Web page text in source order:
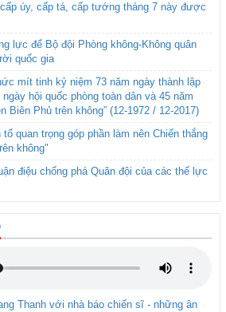
úy, cấp tá, cấp tướng tháng 7 này được
lực để Bộ đội Phòng không-Không quân
quốc gia
mít tinh kỷ niệm 73 năm ngày thành lập
hội quốc phòng toàn dân và 45 năm
Biên Phủ trên không” (12-1972 / 12-2017)
quan trọng góp phần làm nên Chiến thắng
không"
điệu chống phá Quân đội của các thế lực
Thanh với nhà báo chiến sĩ - những ân